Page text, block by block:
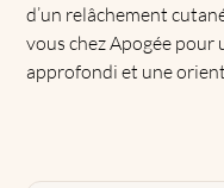
d’un relâchement
vous chez Apogée
approfondi et une